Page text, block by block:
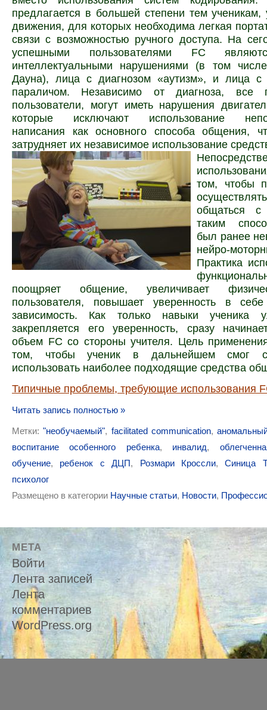
предлагается в большей степени тем ученикам,
движения, для которых необходима легкая
связи с возможностью ручного доступа. На
успешными пользователями FC
интеллектуальными нарушениями (в том
Дауна), лица с диагнозом «аутизм», и лица с
параличом. Независимо от диагноза, все
пользователи, могут иметь нарушения
которые исключают использование
написания как основного способа общения,
затрудняет их независимое использование
том, чтобы
общаться с
таким
был ранее
нейро-
Практика
поощряет общение, увеличивает
пользователя, повышает уверенность в
зависимость. Как только навыки ученика
закрепляется его уверенность, сразу
объем FC со стороны учителя. Цель
том, чтобы ученик в дальнейшем смог
использовать наиболее подходящие средства
Типичные проблемы, требующие использования
Читать запись полностью »
Метки:"необучаемый", facilitated communication,
воспитание особенного ребенка, инвалид,
обучение, ребенок с ДЦП, Розмари Кроссли,Синица
психолог
Размещено в категории Научные статьи, Новости,
МЕТА
Войти
Лента записей
Лента
комментариев
WordPress.org